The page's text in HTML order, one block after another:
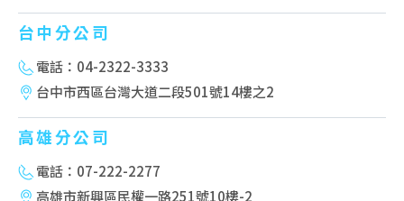
台中分公司
電話：04-2322-3333
台中市西區台灣大道二段501號14樓之2
高雄分公司
電話：07-222-2277
高雄市新興區民權一路251號10樓-2